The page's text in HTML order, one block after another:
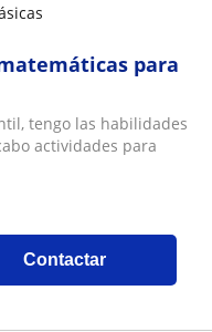
para
tengo las habilidades
actividades para
Contactar